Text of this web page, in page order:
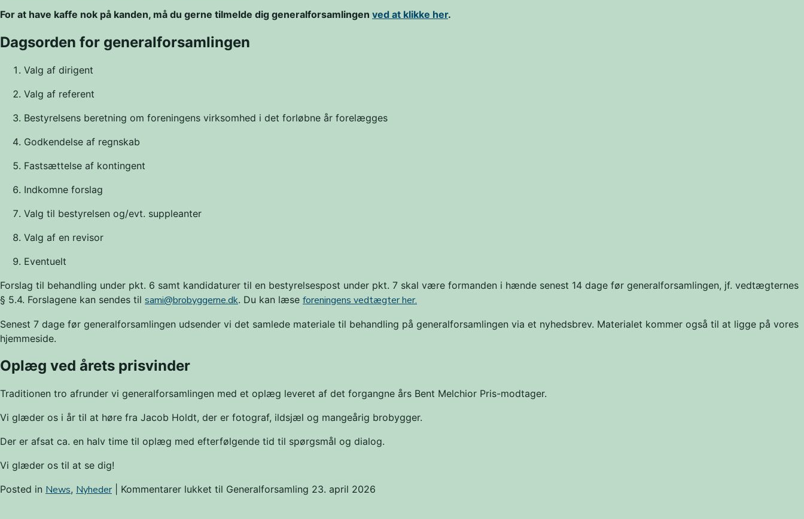
For at have kaffe nok på kanden, må du gerne tilmelde dig generalforsamlingen ved at klikke her.
Dagsorden for generalforsamlingen
Valg af dirigent
Valg af referent
Bestyrelsens beretning om foreningens virksomhed i det forløbne år forelægges
Godkendelse af regnskab
Fastsættelse af kontingent
Indkomne forslag
Valg til bestyrelsen og/evt. suppleanter
Valg af en revisor
Eventuelt
Forslag til behandling under pkt. 6 samt kandidaturer til en bestyrelsespost under pkt. 7 skal være formanden i hænde senest 14 dage før generalforsamlingen, jf. vedtægternes
§ 5.4. Forslagene kan sendes til sami@brobyggerne.dk. Du kan læse foreningens vedtægter her.
Senest 7 dage før generalforsamlingen udsender vi det samlede materiale til behandling på generalforsamlingen via et nyhedsbrev. Materialet kommer også til at ligge på vores
hjemmeside.
Oplæg ved årets prisvinder
Traditionen tro afrunder vi generalforsamlingen med et oplæg leveret af det forgangne års Bent Melchior Pris-modtager.
Vi glæder os i år til at høre fra Jacob Holdt, der er fotograf, ildsjæl og mangeårig brobygger.
Der er afsat ca. en halv time til oplæg med efterfølgende tid til spørgsmål og dialog.
Vi glæder os til at se dig!
Posted in News, Nyheder Kommentarer lukket til Generalforsamling 23. april 2026